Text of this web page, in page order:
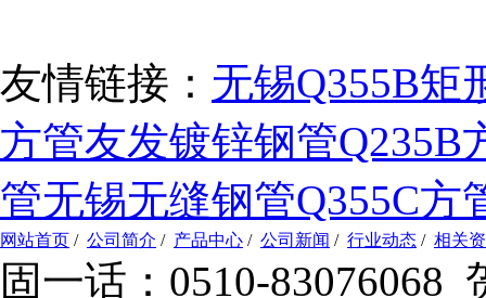
友情链接： 无锡Q355B矩
方管友发镀锌钢管Q235B
管无锡无缝钢管Q355C方
网站首页 / 公司简介 / 产品中心 / 公司新闻 / 行业动态 / 相关
固一话：0510-